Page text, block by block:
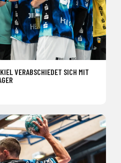
VERABSCHIEDET SICH MIT